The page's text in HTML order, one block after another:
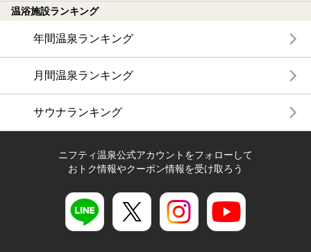
温浴施設ランキング
年間温泉ランキング
月間温泉ランキング
サウナランキング
ニフティ温泉公式アカウントをフォローして
おトク情報やクーポン情報を受け取ろう